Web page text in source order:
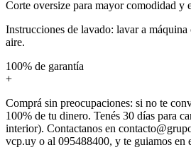
Corte oversize para mayor comodidad y
Instrucciones de lavado: lavar a
aire.
100% de garantía
+
Comprá sin preocupaciones: si no te
100% de tu dinero. Tenés 30 días para
interior). Contactanos en
vcp.uy o al 095488400, y te guiamos en